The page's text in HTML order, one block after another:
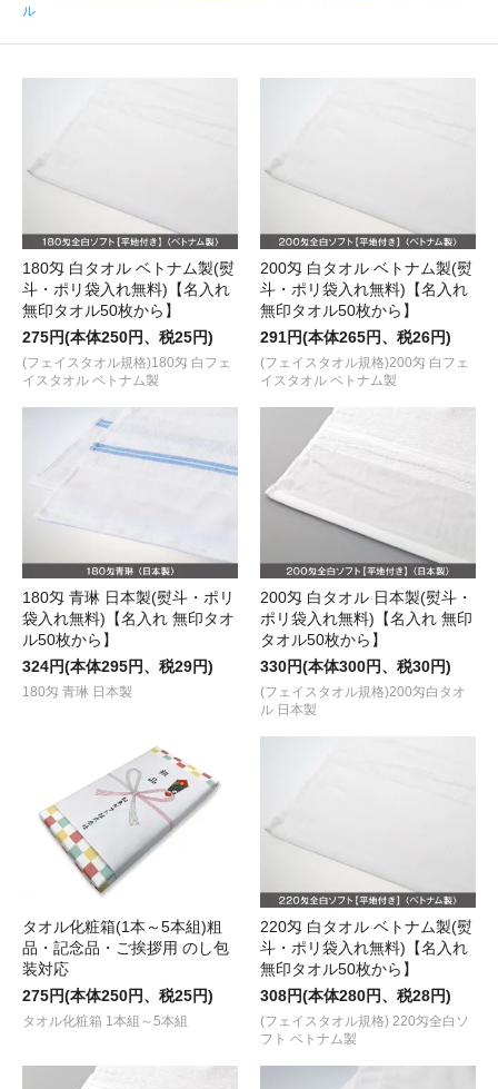
ル
180匁 白タオル ベトナム製(熨
斗・ポリ袋入れ無料)【名入れ
無印タオル50枚から】
275円(本体250円、税25円)
(フェイスタオル規格)180匁 白フェ
イスタオル ベトナム製
200匁 白タオル ベトナム製(熨
斗・ポリ袋入れ無料)【名入れ
無印タオル50枚から】
291円(本体265円、税26円)
(フェイスタオル規格)200匁 白フェ
イスタオル ベトナム製
180匁 青琳 日本製(熨斗・ポリ
袋入れ無料)【名入れ 無印タオ
ル50枚から】
324円(本体295円、税29円)
180匁 青琳 日本製
200匁 白タオル 日本製(熨斗・
ポリ袋入れ無料)【名入れ 無印
タオル50枚から】
330円(本体300円、税30円)
(フェイスタオル規格)200匁白タオ
ル 日本製
タオル化粧箱(1本～5本組)粗
品・記念品・ご挨拶用 のし包
装対応
275円(本体250円、税25円)
タオル化粧箱 1本組～5本組
220匁 白タオル ベトナム製(熨
斗・ポリ袋入れ無料)【名入れ
無印タオル50枚から】
308円(本体280円、税28円)
(フェイスタオル規格) 220匁全白ソ
フト ベトナム製